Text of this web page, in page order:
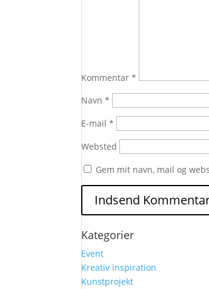
Kommentar*
Navn*
E-mail*
Websted
Gem mit navn, mail og
Kategorier
Event
Kreativ inspiration
Kunstprojekt